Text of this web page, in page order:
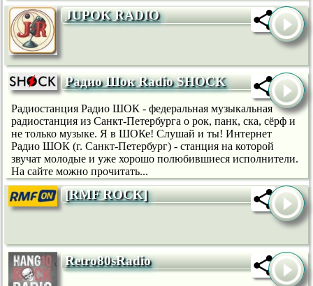
JUPOK RADIO
Радио Шок Radio SHOCK
Радиостанция Радио ШОК - федеральная музыкальная
радиостанция из Санкт-Петербурга о рок, панк, ска, сёрф и
не только музыке. Я в ШОКе! Слушай и ты! Интернет
Радио ШОК (г. Санкт-Петербург) - станция на которой
звучат молодые и уже хорошо полюбившиеся исполнители.
На сайте можно прочитать...
[RMF ROCK]
Retro80sRadio